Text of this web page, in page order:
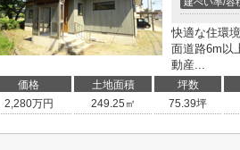
快適な住環
面道路6m以
動産...
価格 土地面積 坪数
2,280万円 249.25㎡ 75.39坪